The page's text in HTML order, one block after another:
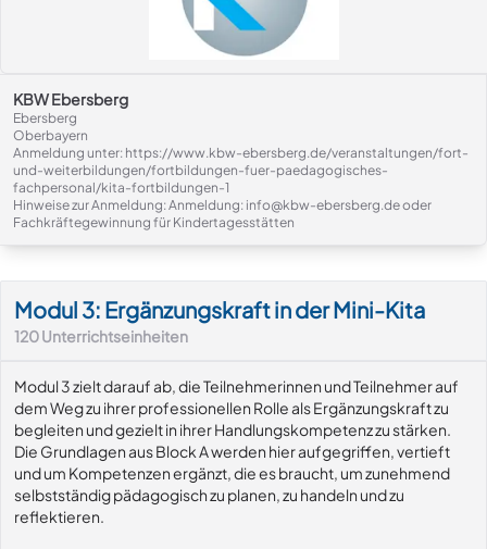
KBW Ebersberg
Ebersberg
Oberbayern
Anmeldung unter: https://www.kbw-ebersberg.de/veranstaltungen/fort-
und-weiterbildungen/fortbildungen-fuer-paedagogisches-
fachpersonal/kita-fortbildungen-1
Hinweise zur Anmeldung: Anmeldung: info@kbw-ebersberg.de oder
Fachkräftegewinnung für Kindertagesstätten
Modul 3: Ergänzungskraft in der Mini-Kita
120Unterrichtseinheiten
Modul 3 zielt darauf ab, die Teilnehmerinnen und Teilnehmer auf
dem Weg zu ihrer professionellen Rolle als Ergänzungskraft zu
begleiten und gezielt in ihrer Handlungskompetenz zu stärken.
Die Grundlagen aus Block A werden hier aufgegriffen, vertieft
und um Kompetenzen ergänzt, die es braucht, um zunehmend
selbstständig pädagogisch zu planen, zu handeln und zu
reflektieren.